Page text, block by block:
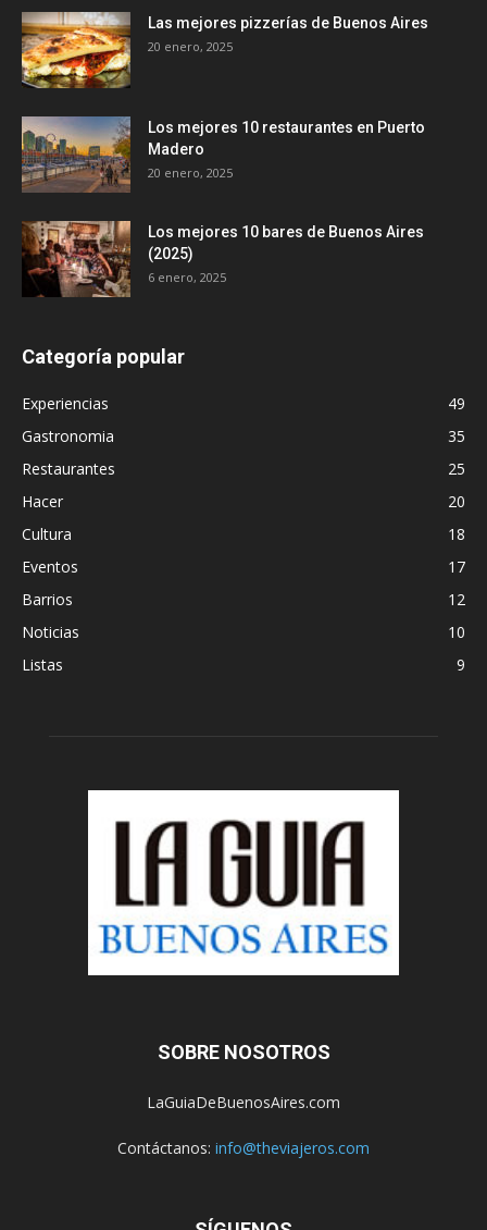
Las mejores pizzerías de Buenos Aires
20 enero, 2025
Los mejores 10 restaurantes en Puerto
Madero
20 enero, 2025
Los mejores 10 bares de Buenos Aires
(2025)
6 enero, 2025
Categoría popular
Experiencias
49
Gastronomia
35
Restaurantes
25
Hacer
20
Cultura
18
Eventos
17
Barrios
12
Noticias
10
Listas
9
SOBRE NOSOTROS
LaGuiaDeBuenosAires.com
Contáctanos: info@theviajeros.com